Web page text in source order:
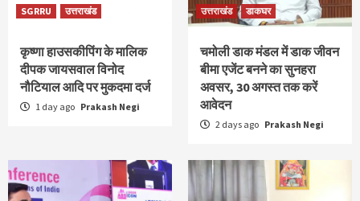
SGRRU उत्तराखंड
कृष्णा हाउसकीपिंग के मालिक
दीपक जायसवाल विनोद
नौटियाल आदि पर मुकदमा दर्ज
1 day ago Prakash Negi
उत्तराखंड डाकघर
चमोली डाक मंडल में डाक जीवन
बीमा एजेंट बनने का सुनहरा
अवसर, 30 अगस्त तक करें
आवेदन
2 days ago Prakash Negi